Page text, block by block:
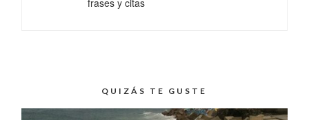
frases y citas
QUIZÁS TE GUSTE